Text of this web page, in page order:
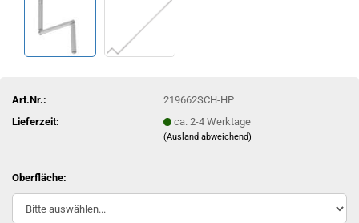
Art.Nr.:
219662SCH-HP
Lieferzeit:
ca. 2-4 Werktage
(Ausland abweichend)
Oberfläche: